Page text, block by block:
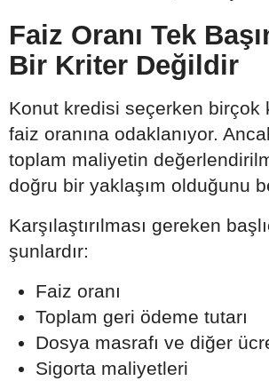
Faiz Oranı Tek
Bir Kriter Değildir
Konut kredisi seçerken birçok
faiz oranına odaklanıyor.
toplam maliyetin
doğru bir yaklaşım olduğunu
Karşılaştırılması gereken
şunlardır:
Faiz oranı
Toplam geri ödeme tutarı
Dosya masrafı ve diğer
Sigorta maliyetleri